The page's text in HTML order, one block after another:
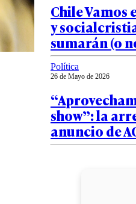
Chile Vamos
y
sumarán (o
Política
26 de Mayo de 2026
show”: la
anuncio de